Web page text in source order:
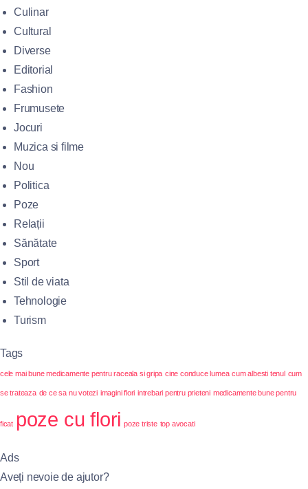
Culinar
Cultural
Diverse
Editorial
Fashion
Frumusete
Jocuri
Muzica si filme
Nou
Politica
Poze
Relații
Sănătate
Sport
Stil de viata
Tehnologie
Turism
Tags
cele mai bune medicamente pentru raceala si gripa cine conduce lumea cum albesti tenul cum
se trateaza de ce sa nu votezi imagini flori intrebari pentru prieteni medicamente bune pentru
ficat poze cu flori poze triste top avocati
Ads
Aveți nevoie de ajutor?